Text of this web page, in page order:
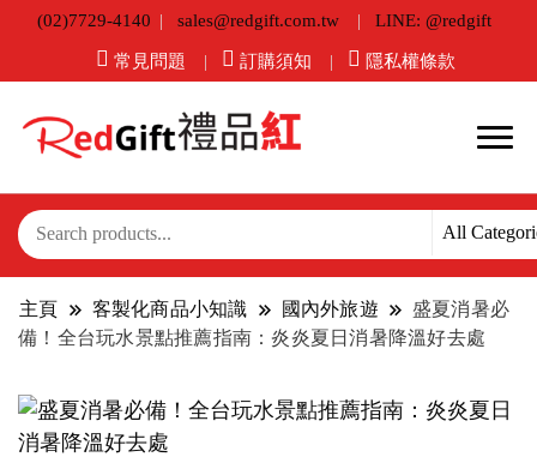
(02)7729-4140 sales@redgift.com.tw LINE: @redgift
常見問題 訂購須知 隱私權條款
主頁 客製化商品小知識 國內外旅遊
盛夏消暑必
備！全台玩水景點推薦指南：炎炎夏日消暑降溫好去處